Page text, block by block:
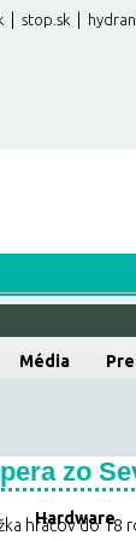
stop.sk
Média
Hardware
zo
hráčov do